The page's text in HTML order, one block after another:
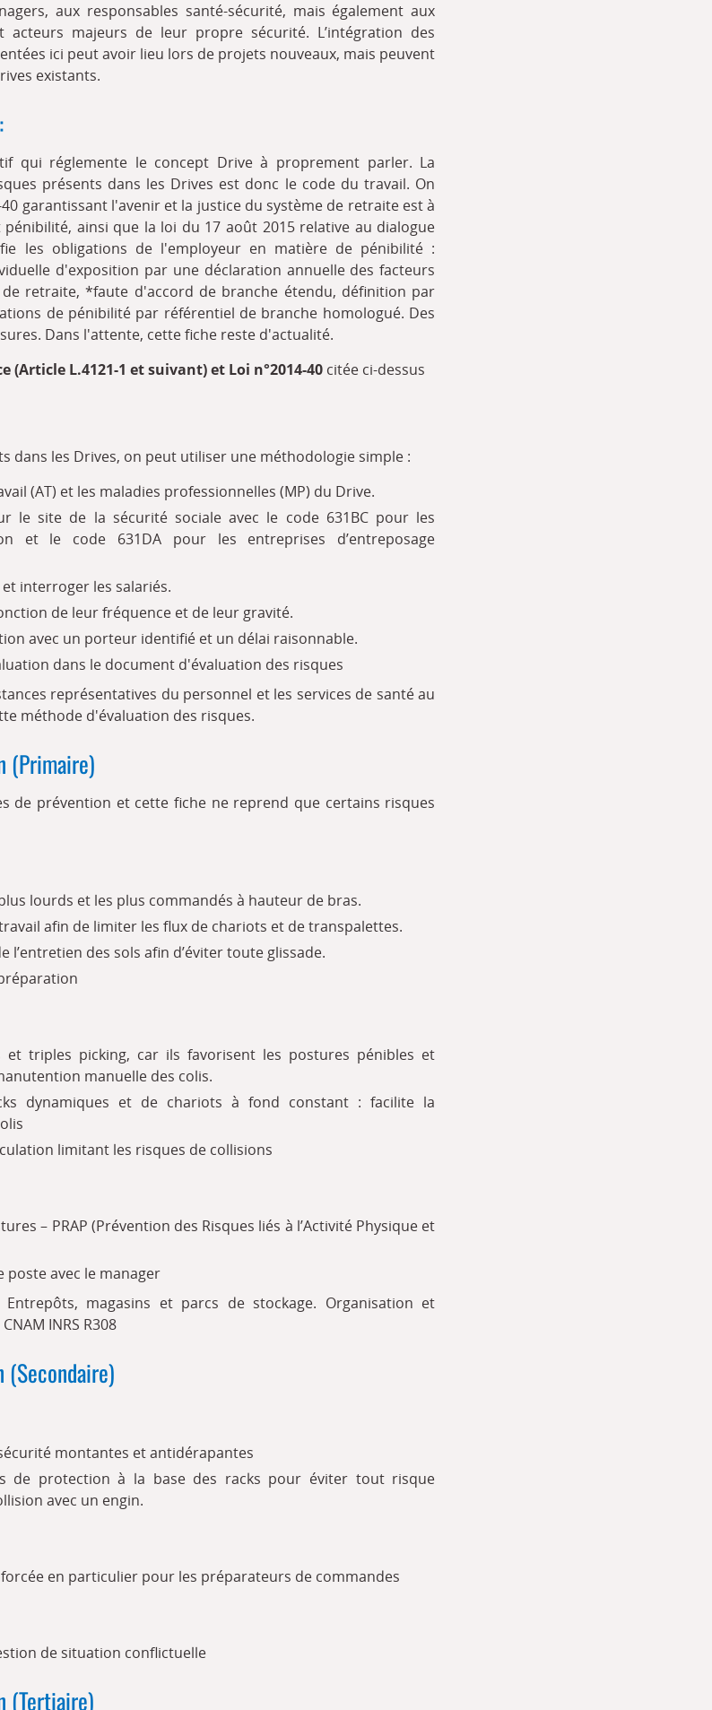
aux responsables santé-sécurité, mais également aux
acteurs majeurs de leur propre sécurité. L’intégration des
ici peut avoir lieu lors de projets nouveaux, mais peuvent
existants.
qui réglemente le concept Drive à proprement parler. La
présents dans les Drives est donc le code du travail. On
garantissant l'avenir et la justice du système de retraite est à
ainsi que la loi du 17 août 2015 relative au dialogue
les obligations de l'employeur en matière de pénibilité :
d'exposition par une déclaration annuelle des facteurs
retraite, *faute d'accord de branche étendu, définition par
de pénibilité par référentiel de branche homologué. Des
Dans l'attente, cette fiche reste d'actualité.
(Article L.4121-1 et suivant) et Loi n°2014-40 citée ci-dessus
dans les Drives, on peut utiliser une méthodologie simple :
(AT) et les maladies professionnelles (MP) du Drive.
le site de la sécurité sociale avec le code 631BC pour les
et le code 631DA pour les entreprises d’entreposage
interroger les salariés.
de leur fréquence et de leur gravité.
avec un porteur identifié et un délai raisonnable.
dans le document d'évaluation des risques
représentatives du personnel et les services de santé au
méthode d'évaluation des risques.
(Primaire)
de prévention et cette fiche ne reprend que certains risques
lourds et les plus commandés à hauteur de bras.
afin de limiter les flux de chariots et de transpalettes.
l’entretien des sols afin d’éviter toute glissade.
et triples picking, car ils favorisent les postures pénibles et
manuelle des colis.
dynamiques et de chariots à fond constant : facilite la
limitant les risques de collisions
– PRAP (Prévention des Risques liés à l’Activité Physique et
poste avec le manager
Entrepôts, magasins et parcs de stockage. Organisation et
INRS R308
(Secondaire)
montantes et antidérapantes
de protection à la base des racks pour éviter tout risque
avec un engin.
en particulier pour les préparateurs de commandes
de situation conflictuelle
(Tertiaire)